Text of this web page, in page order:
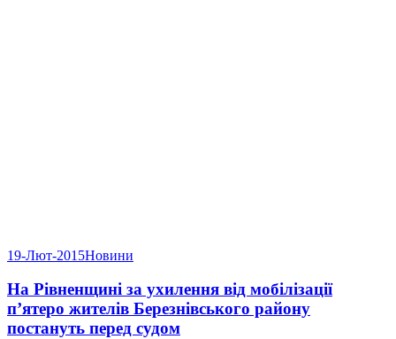
19-Лют-2015Новини
На Рівненщині за ухилення від мобілізації
п’ятеро жителів Березнівського району
постануть перед судом